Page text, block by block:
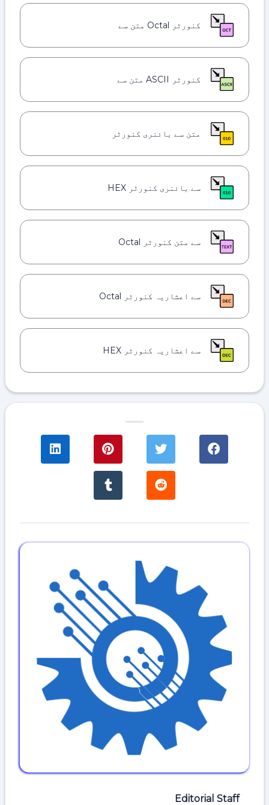
کنورٹر Octal متن سے
کنورٹر ASCII متن سے
متن سے بائنری کنورٹر
سے بائنری کنورٹر HEX
سے متن کنورٹر Octal
سے اعشاریہ کنورٹر Octal
سے اعشاریہ کنورٹر HEX
Editorial Staff